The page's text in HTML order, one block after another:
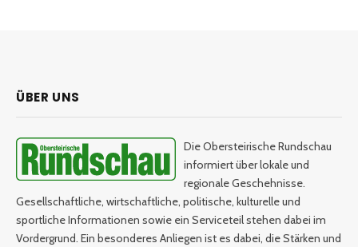
ÜBER UNS
Die Obersteirische Rundschau
informiert über lokale und
regionale Geschehnisse.
Gesellschaftliche, wirtschaftliche, politische, kulturelle und
sportliche Informationen sowie ein Serviceteil stehen dabei im
Vordergrund. Ein besonderes Anliegen ist es dabei, die Stärken und